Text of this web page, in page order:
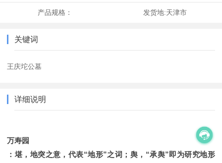
产品规格： 发货地:天津市
关键词
王庆坨公墓
详细说明
万寿园
：堪，地突之意，代表“地形”之词；舆，“承舆”即为研究地形